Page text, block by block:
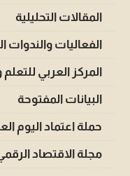
المقالات التحليلية
الفعاليات والندوات
المركز العربي
البيانات المفتوحة
حملة اعتماد اليوم
مجلة الاقتصاد